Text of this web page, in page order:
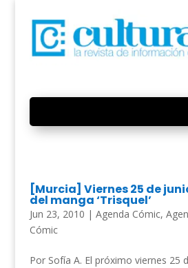
[Murcia] Viernes 25 de
del manga ‘Trisquel’
Jun 23, 2010 | Agenda Cómic,
Cómic
Por Sofía A. El próximo viernes 25